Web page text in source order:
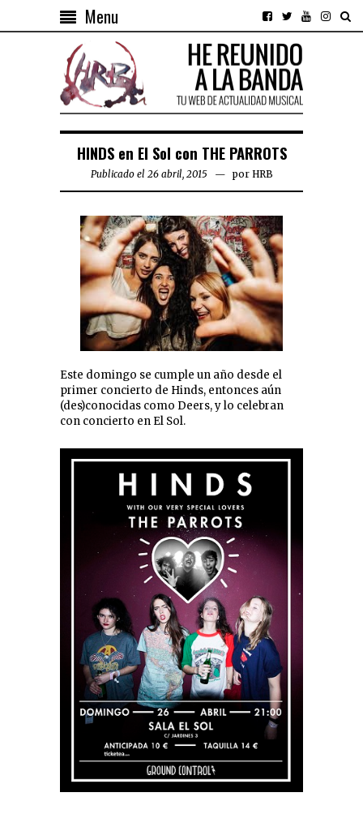
Menu
HINDS en El Sol con THE PARROTS
Publicado el 26 abril, 2015 por HRB
Este domingo se cumple un año desde el
primer concierto de Hinds, entonces aún
(des)conocidas como Deers, y lo celebran
con concierto en El Sol.